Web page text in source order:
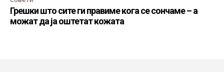
Грешки што сите ги правиме кога се сончаме – а
можат да ја оштетат кожата